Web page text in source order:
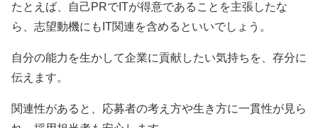
たとえば、自己PRでITが得意であることを主張したな
ら、志望動機にもIT関連を含めるといいでしょう。
自分の能力を生かして企業に貢献したい気持ちを、存分に
伝えます。
関連性があると、応募者の考え方や生き方に一貫性が見ら